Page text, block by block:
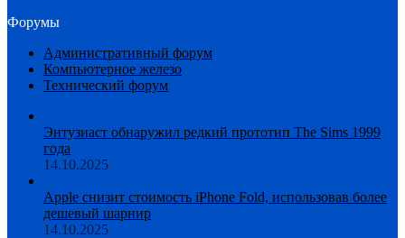
Форумы
Административный форум
Компьютерное железо
Технический форум
Энтузиаст обнаружил редкий прототип The Sims 1999
года
14.10.2025
Apple снизит стоимость iPhone Fold, использовав более
дешевый шарнир
14.10.2025